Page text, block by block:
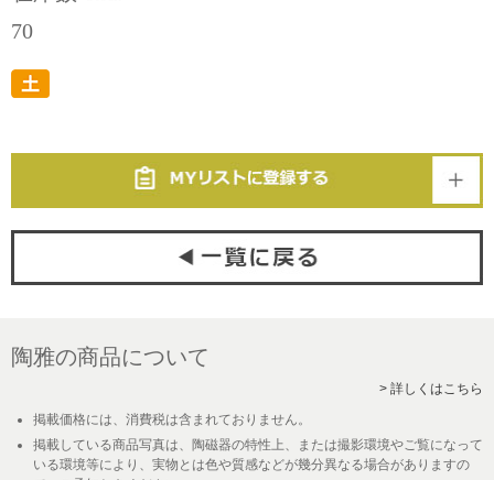
70
陶雅の商品について
> 詳しくはこちら
掲載価格には、消費税は含まれておりません。
掲載している商品写真は、陶磁器の特性上、または撮影環境やご覧になって
いる環境等により、実物とは色や質感などが幾分異なる場合がありますの